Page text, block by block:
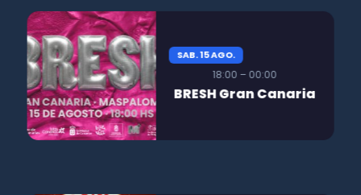
SAB. 15 AGO.
18:00 – 00:00
BRESH Gran Canaria